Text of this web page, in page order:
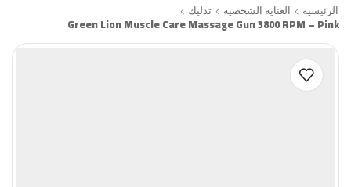
الرئيسية العناية الشخصية تدليك
Green Lion Muscle Care Massage Gun 3800 RPM – Pink